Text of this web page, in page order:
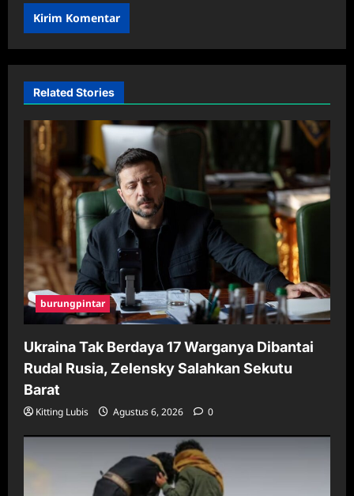
Related Stories
burungpintar
Ukraina Tak Berdaya 17 Warganya Dibantai
Rudal Rusia, Zelensky Salahkan Sekutu
Barat
Kitting Lubis Agustus 6, 2026 0